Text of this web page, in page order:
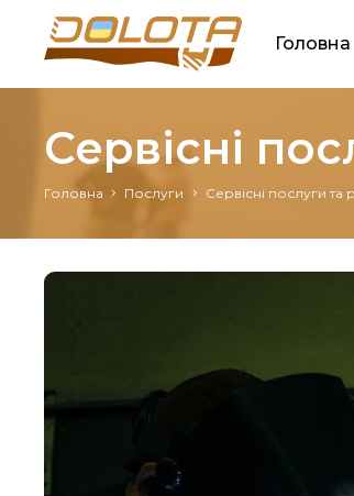
Головна
Сервісні
Головна Послуги Сервісні послуги та